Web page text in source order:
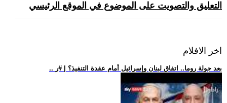
التعليق والتصويت على الموضوع في الموقع الرئيسي
اخر الافلام
.. بعد جولة روما.. اتفاق لبنان وإسرائيل أمام عقدة التنفيذ؟ | #ر